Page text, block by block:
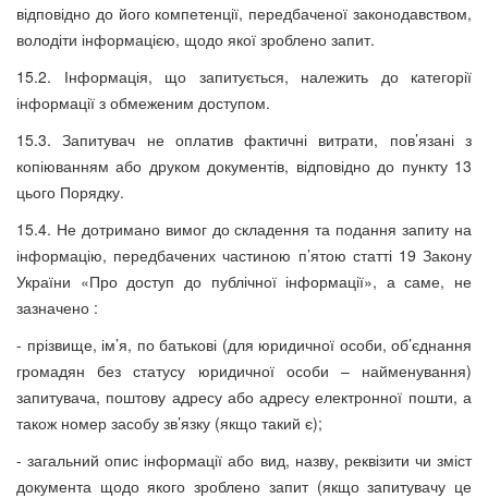
відповідно до його компетенції, передбаченої законодавством,
володіти інформацією, щодо якої зроблено запит.
15.2. Інформація, що запитується, належить до категорії
інформації з обмеженим доступом.
15.3. Запитувач не оплатив фактичні витрати, пов’язані з
копіюванням або друком документів, відповідно до пункту 13
цього Порядку.
15.4. Не дотримано вимог до складення та подання запиту на
інформацію, передбачених частиною п’ятою статті 19 Закону
України «Про доступ до публічної інформації», а саме, не
зазначено :
- прізвище, ім’я, по батькові (для юридичної особи, об’єднання
громадян без статусу юридичної особи – найменування)
запитувача, поштову адресу або адресу електронної пошти, а
також номер засобу зв’язку (якщо такий є);
- загальний опис інформації або вид, назву, реквізити чи зміст
документа щодо якого зроблено запит (якщо запитувачу це